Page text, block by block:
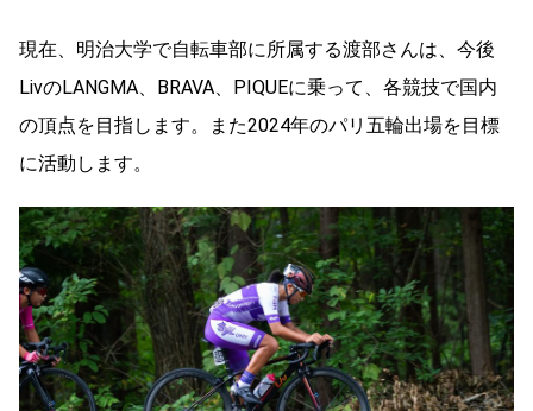
現在、明治大学で自転車部に所属する渡部さんは、今後
LivのLANGMA、BRAVA、PIQUEに乗って、各競技で国内
の頂点を目指します。また2024年のパリ五輪出場を目標
に活動します。